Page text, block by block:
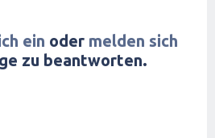
ein oder melden sich
zu beantworten.